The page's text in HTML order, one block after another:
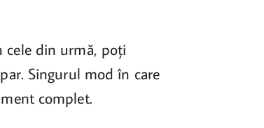
din urmă, poți
Singurul mod în care
complet.